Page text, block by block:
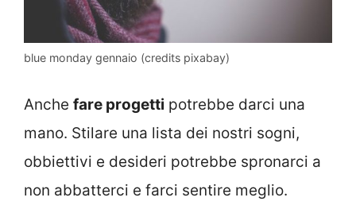
blue monday gennaio (credits pixabay)
Anche fare progetti potrebbe darci una
mano. Stilare una lista dei nostri sogni,
obbiettivi e desideri potrebbe spronarci a
non abbatterci e farci sentire meglio.